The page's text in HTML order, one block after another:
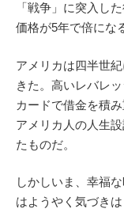
「戦争」に突入し
価格が5年で倍にな
アメリカは四半世
きた。 高いレバレッ
カードで借金を積み
アメリカ人の人生
たものだ。
しかしいま、幸福
はようやく気づきは